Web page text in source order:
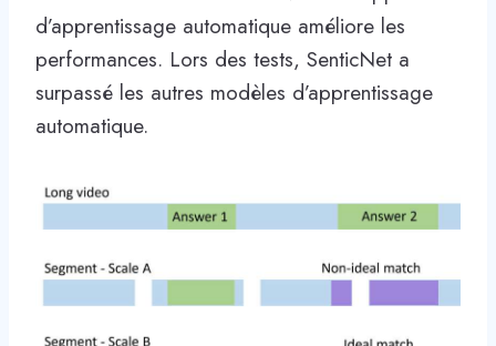
d’apprentissage automatique améliore les
performances. Lors des tests, SenticNet a
surpassé les autres modèles d’apprentissage
automatique.